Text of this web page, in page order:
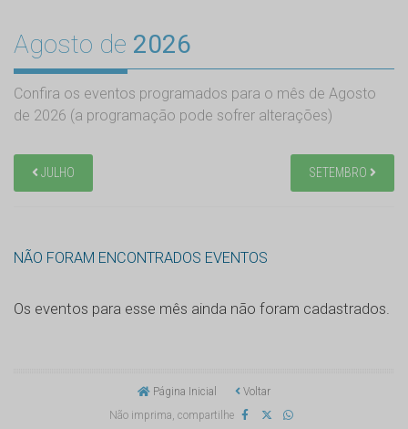
Agosto de 2026
Confira os eventos programados para o mês de Agosto
de 2026 (a programação pode sofrer alterações)
JULHO SETEMBRO
NÃO FORAM ENCONTRADOS EVENTOS
Os eventos para esse mês ainda não foram cadastrados.
Página Inicial
Voltar
Não imprima, compartilhe